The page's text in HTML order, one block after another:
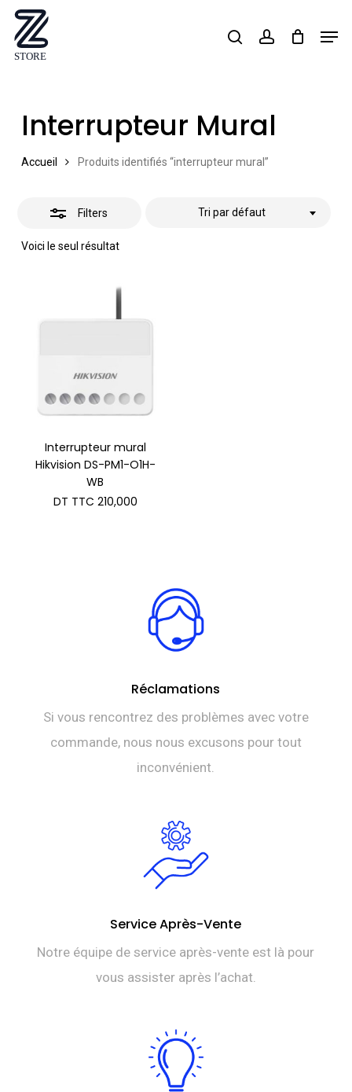
Skip
main
searchaccount
Interrupteur Mural
Accueil Produits identifiés “interrupteur mural”
Filters
Voici le seul résultat
Tri par défaut
Close
Interrupteur mural
Hikvision DS-PM1-O1H-
WB
DT TTC 210,000
Réclamations
Si vous rencontrez des problèmes avec votre
commande, nous nous excusons pour tout
inconvénient.
Service Après-Vente
Notre équipe de service après-vente est là pour
vous assister après l’achat.